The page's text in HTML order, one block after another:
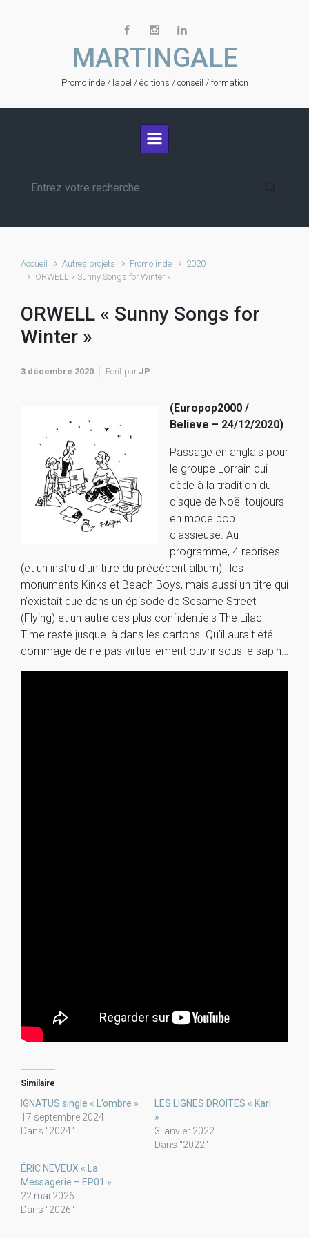
MARTINGALE
Promo indé / label / éditions / conseil / formation
Accueil Autres projets Promo indé
2020
ORWELL « Sunny Songs for Winter »
ORWELL « Sunny Songs for
Winter »
3 décembre 2020 Ecrit par JP
(Europop2000 /
Believe – 24/12/2020)
Passage en anglais pour
le groupe Lorrain qui
cède à la tradition du
disque de Noël toujours
en mode pop
classieuse. Au
programme, 4 reprises
(et un instru d’un titre du précédent album) : les
monuments Kinks et Beach Boys, mais aussi un titre qui
n’existait que dans un épisode de Sesame Street
(Flying) et un autre des plus confidentiels The Lilac
Time resté jusque là dans les cartons. Qu’il aurait été
dommage de ne pas virtuellement ouvrir sous le sapin…
Similaire
IGNATUS single « L’ombre »
17 septembre 2024
Dans "2024"
LES LIGNES DROITES « Karl
»
3 janvier 2022
Dans "2022"
ÉRIC NEVEUX « La
Messagerie – EP01 »
22 mai 2026
Dans "2026"